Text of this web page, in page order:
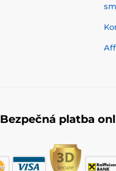
Bezpečná platba